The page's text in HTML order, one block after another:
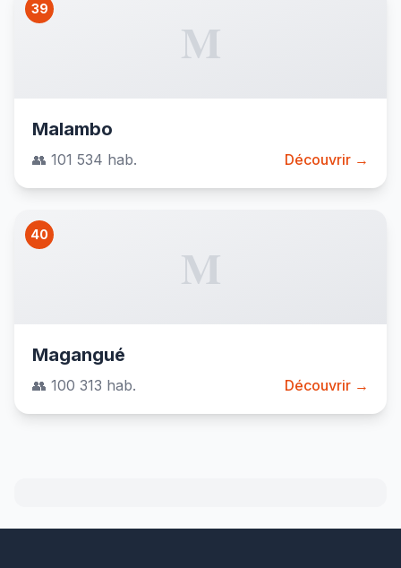
39
M
Malambo
👥 101 534 hab. Découvrir →
40
M
Magangué
👥 100 313 hab. Découvrir →